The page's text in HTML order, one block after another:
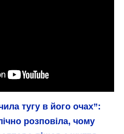
тугу в його очах”:
розповіла, чому